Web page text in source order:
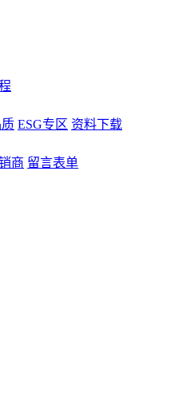
ESG专区 资料下载
商 留言表单